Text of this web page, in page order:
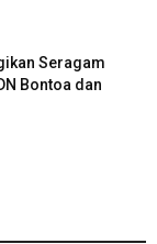
Seragam
Bontoa dan